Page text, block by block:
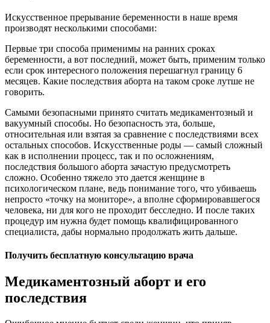
Искусственное прерывание беременности в наше время
производят несколькими способами:
Первые три способа применимы на ранних сроках
беременности, а вот последний, может быть, применим только
если срок интересного положения перешагнул границу 6
месяцев. Какие последствия aбopта на таком сроке лутше не
говорить.
Самыми безопасными принято считать медикаментозный и
вакуумный способы. Но безопасность эта, больше,
относительная или взятая за сравнение с последствиями всех
остальных способов. Искусственные роды — самый сложный
как в исполнении процесс, так и по осложнениям,
последствия большого aбopта зачастую предусмотреть
сложно. Особенно тяжело это дается женщине в
психологическом плане, ведь понимание того, что убиваешь
непросто «точку на мониторе», а вполне сформировавшегося
человека, ни для кого не проходит бесследно. И после таких
процедур им нужна будет помощь квалифицированного
специалиста, дабы нормально продолжать жить дальше.
Получить бесплатную консультацию врача
Медикаментозный aбopт и его
последствия